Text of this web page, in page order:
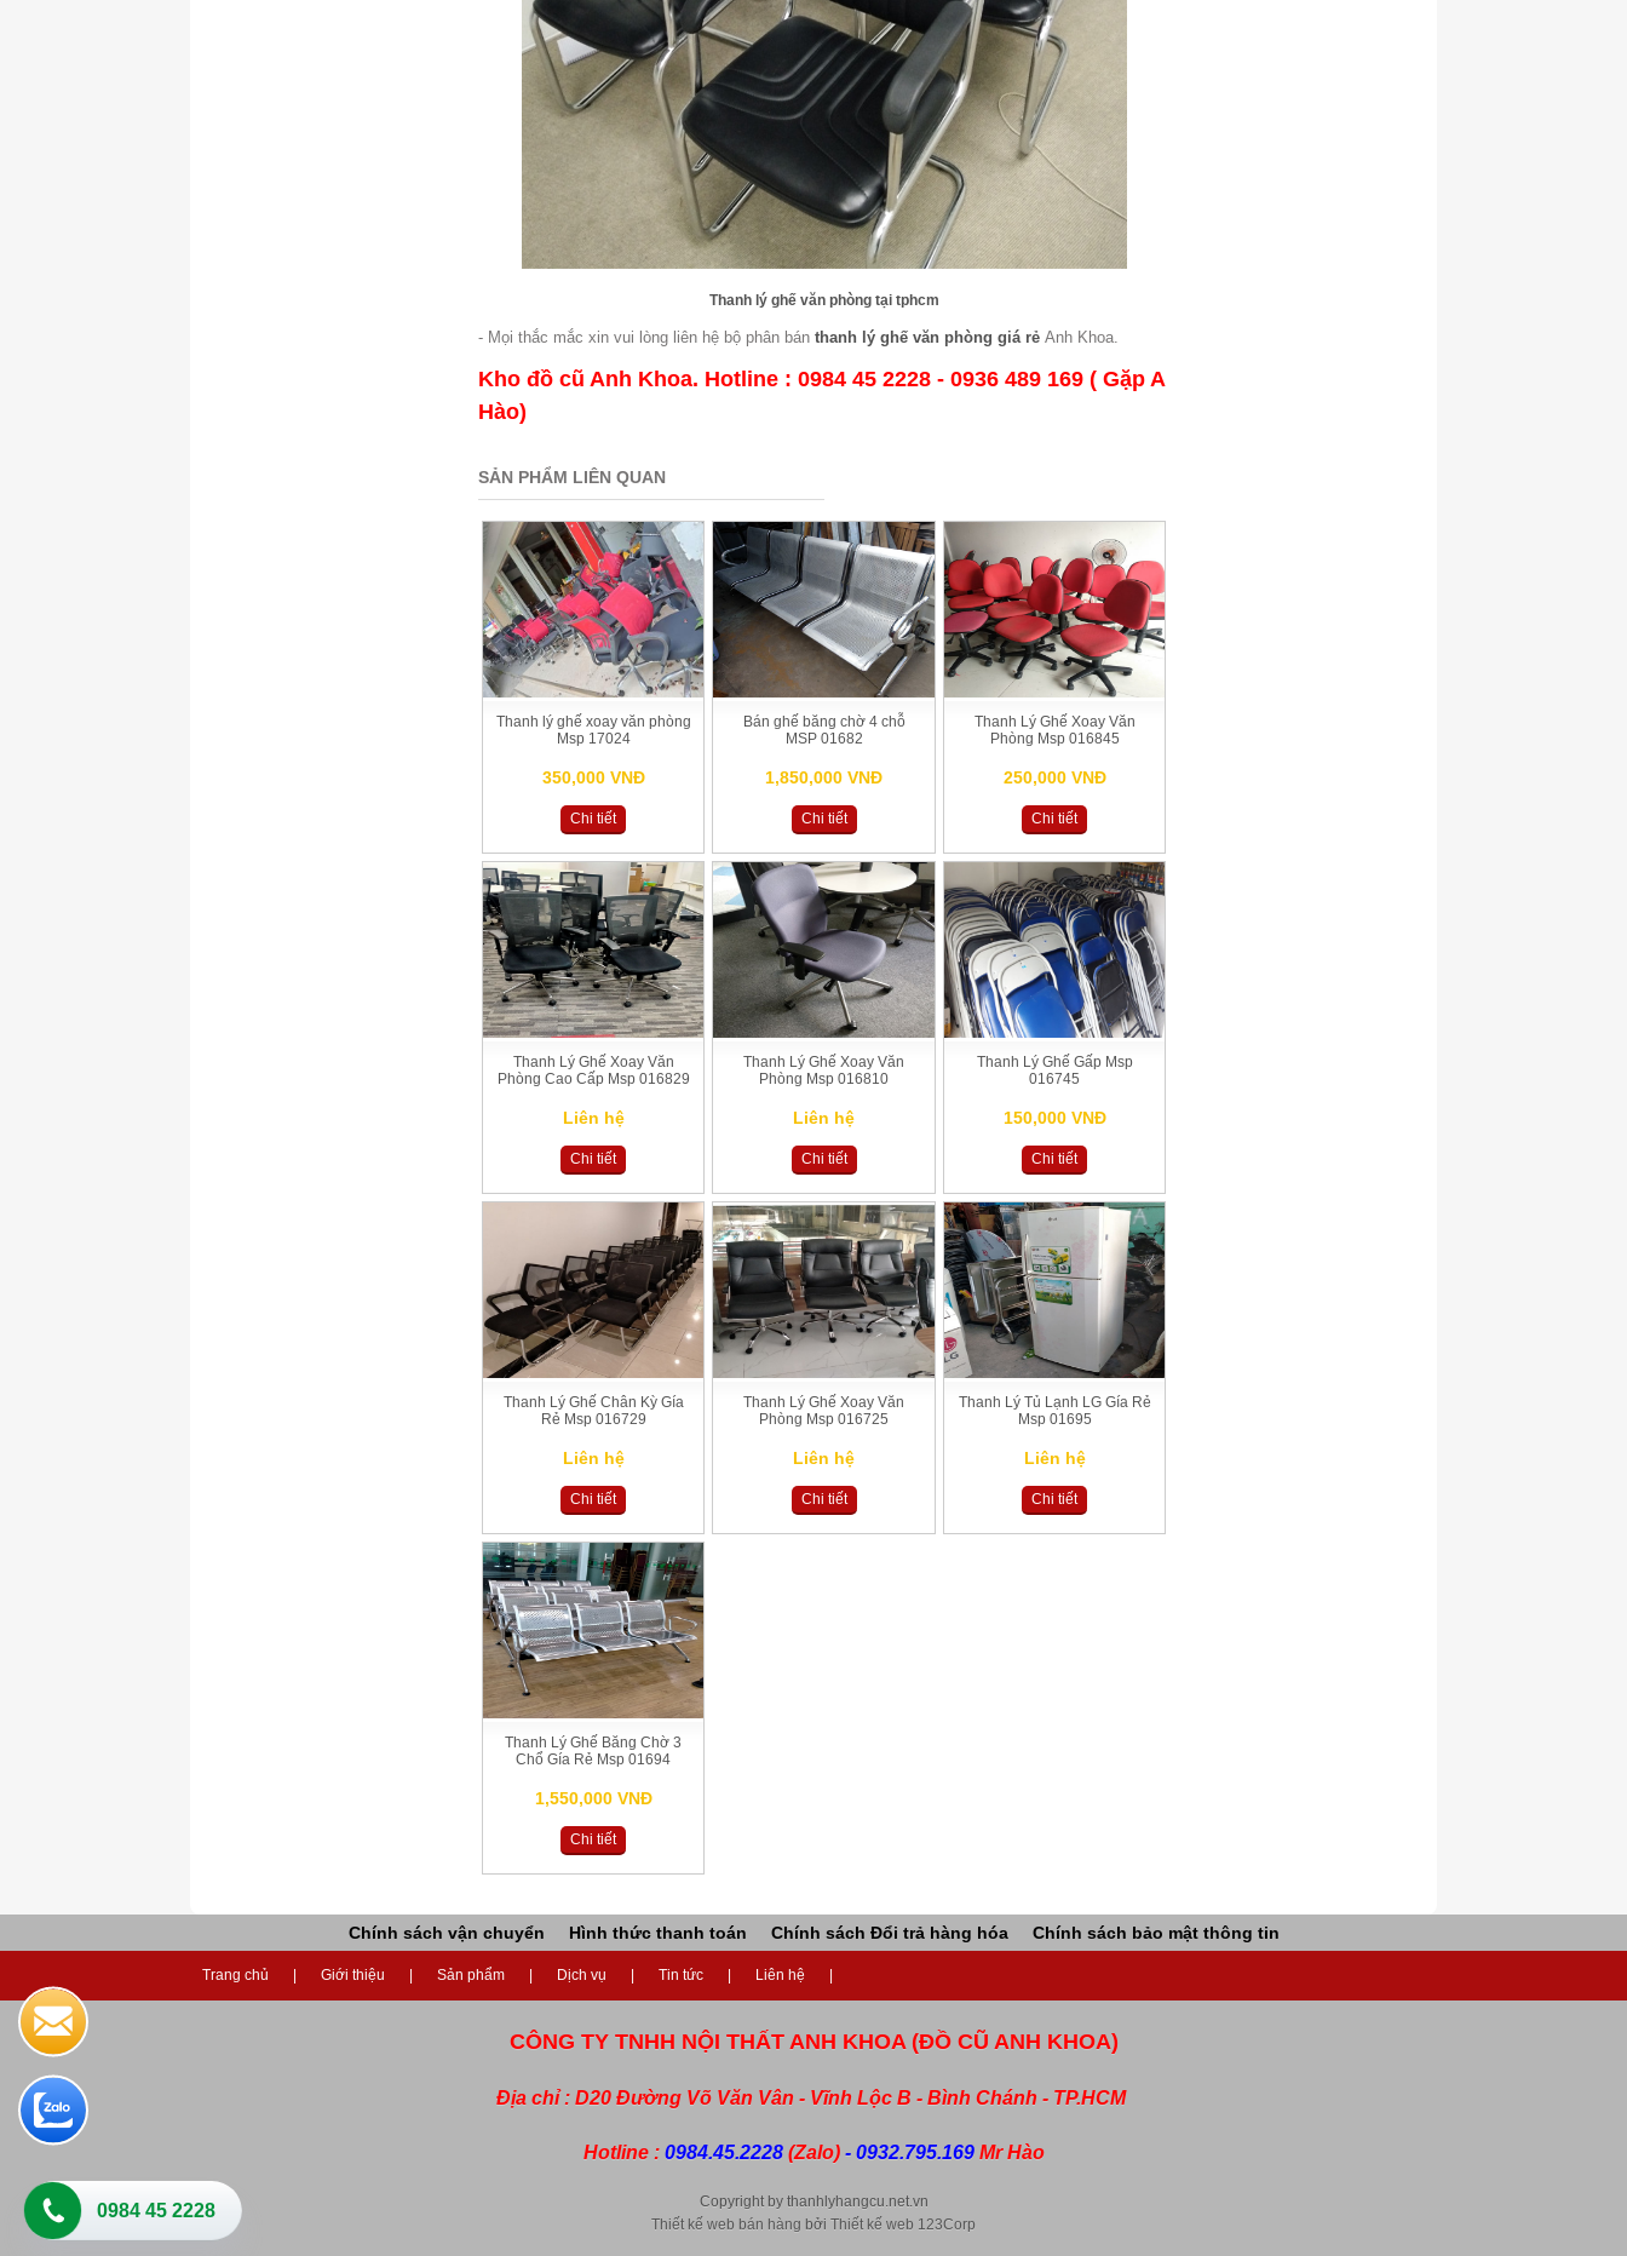
Thanh lý ghế văn phòng tại tphcm
- Mọi thắc mắc xin vui lòng liên hệ bộ phân bán thanh lý ghế văn phòng giá rẻ Anh Khoa.
Kho đồ cũ Anh Khoa. Hotline : 0984 45 2228 - 0936 489 169 ( Gặp A
Hào)
SẢN PHẨM LIÊN QUAN
Thanh lý ghế xoay văn phòng
Msp 17024
350,000 VNĐ
Chi tiết
Bán ghế băng chờ 4 chỗ
MSP 01682
1,850,000 VNĐ
Chi tiết
Thanh Lý Ghế Xoay Văn
Phòng Msp 016845
250,000 VNĐ
Chi tiết
Thanh Lý Ghế Xoay Văn
Phòng Cao Cấp Msp 016829
Liên hệ
Chi tiết
Thanh Lý Ghế Xoay Văn
Phòng Msp 016810
Liên hệ
Chi tiết
Thanh Lý Ghế Gấp Msp
016745
150,000 VNĐ
Chi tiết
Thanh Lý Ghế Chân Kỳ Gía
Rẻ Msp 016729
Liên hệ
Chi tiết
Thanh Lý Ghế Xoay Văn
Phòng Msp 016725
Liên hệ
Chi tiết
Thanh Lý Tủ Lạnh LG Gía Rẻ
Msp 01695
Liên hệ
Chi tiết
Thanh Lý Ghế Băng Chờ 3
Chổ Gía Rẻ Msp 01694
1,550,000 VNĐ
Chi tiết
Chính sách vận chuyển Hình thức thanh toán Chính sách Đổi trả hàng hóa Chính sách bảo mật thông tin
Trang chủ Giới thiệu Sản phẩm Dịch vụ Tin tức Liên hệ
CÔNG TY TNHH NỘI THẤT ANH KHOA (ĐỒ CŨ ANH KHOA)
Địa chỉ : D20 Đường Võ Văn Vân - Vĩnh Lộc B - Bình Chánh - TP.HCM
Hotline : 0984.45.2228 (Zalo) - 0932.795.169 Mr Hào
Copyright by thanhlyhangcu.net.vn
Thiết kế web bán hàng bởi Thiết kế web 123Corp
0984 45 2228